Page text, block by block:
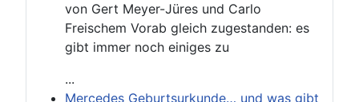
von Gert Meyer-Jüres und Carlo
Freischem Vorab gleich zugestanden: es
gibt immer noch einiges zu
...
Mercedes Geburtsurkunde… und was gibt